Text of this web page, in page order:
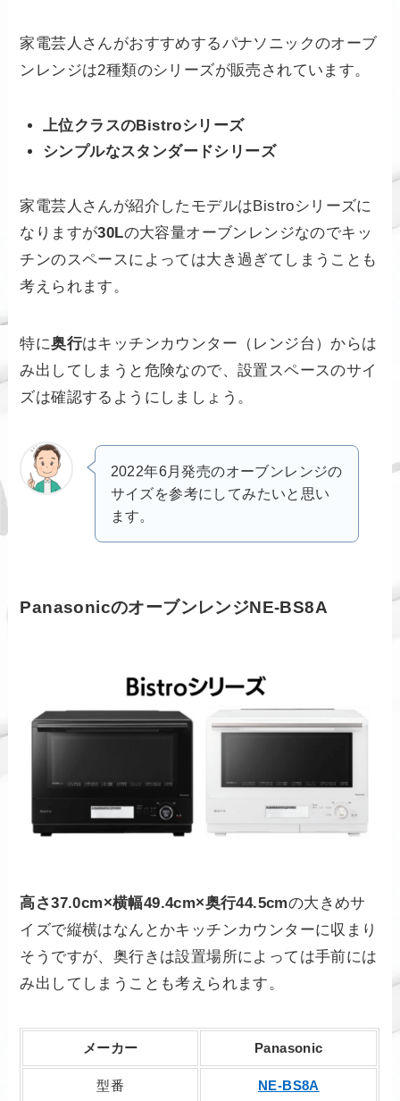
家電芸人さんがおすすめするパナソニックのオーブ
ンレンジは2種類のシリーズが販売されています。
上位クラスのBistroシリーズ
シンプルなスタンダードシリーズ
家電芸人さんが紹介したモデルはBistroシリーズに
なりますが30Lの大容量オーブンレンジなのでキッ
チンのスペースによっては大き過ぎてしまうことも
考えられます。
特に奥行はキッチンカウンター（レンジ台）からは
み出してしまうと危険なので、設置スペースのサイ
ズは確認するようにしましょう。
2022年6月発売のオーブンレンジの
サイズを参考にしてみたいと思い
ます。
PanasonicのオーブンレンジNE-BS8A
高さ37.0cm×横幅49.4cm×奥行44.5cmの大きめサ
イズで縦横はなんとかキッチンカウンターに収まり
そうですが、奥行きは設置場所によっては手前には
み出してしまうことも考えられます。
メーカー Panasonic
型番 NE-BS8A